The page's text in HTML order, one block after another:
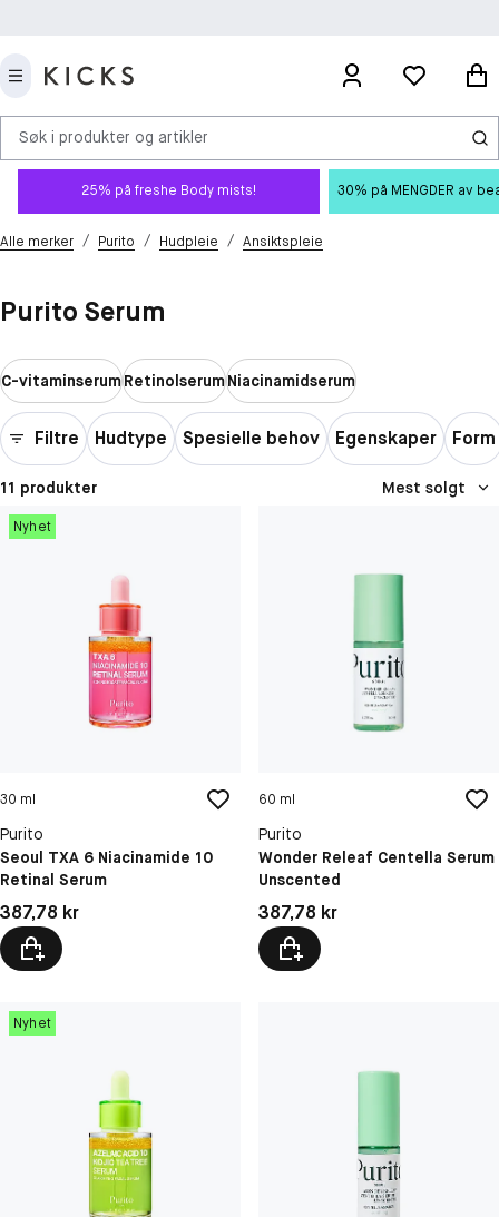
Søk i produkter og artikler
25% på freshe Body mists! 30% på MENGDER av
Alle merker / Purito / Hudpleie / Ansiktspleie
Purito Serum
C-vitaminserumRetinolserumNiacinamidserum
Filtre Hudtype Spesielle behov Egenskaper Form
11 produkter Mest solgt
Nyhet
30 ml
Purito
Seoul TXA 6 Niacinamide 10
Retinal Serum
Pris: 387,78 kr
387,78 kr
60 ml
Purito
Wonder Releaf Centella Serum
Unscented
Pris: 387,78 kr
387,78 kr
Nyhet